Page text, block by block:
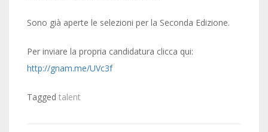
Sono già aperte le selezioni per la Seconda Edizione.
Per inviare la propria candidatura clicca qui:
http://gnam.me/UVc3f
Tagged talent